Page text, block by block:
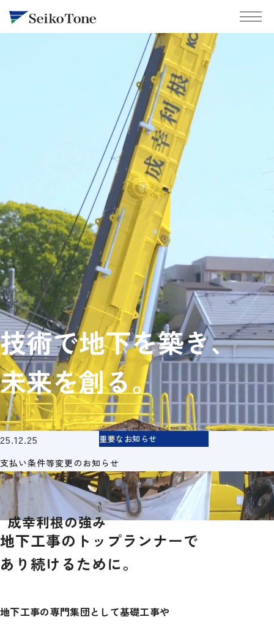
鋼管矢板・鋼管杭圧入
障害撤去
地盤改良
環境対策
地下工事用語集
会社概要・沿革
拠点一覧
成幸利根の強み
成幸利根の仕事
社員インタビュー
成幸利根の企業文化・制度・福利厚生
募集要項（新卒採用）
募集要項（中途採用）
エントリー
お問い合わせ
技術で地下を築き、
未来を創る。
25.12.25 重要なお知らせ
支払い条件等変更のお知らせ
成幸利根の強み
地下工事のトップランナーで
あり続けるために。
地下工事の専門集団として基礎工事や